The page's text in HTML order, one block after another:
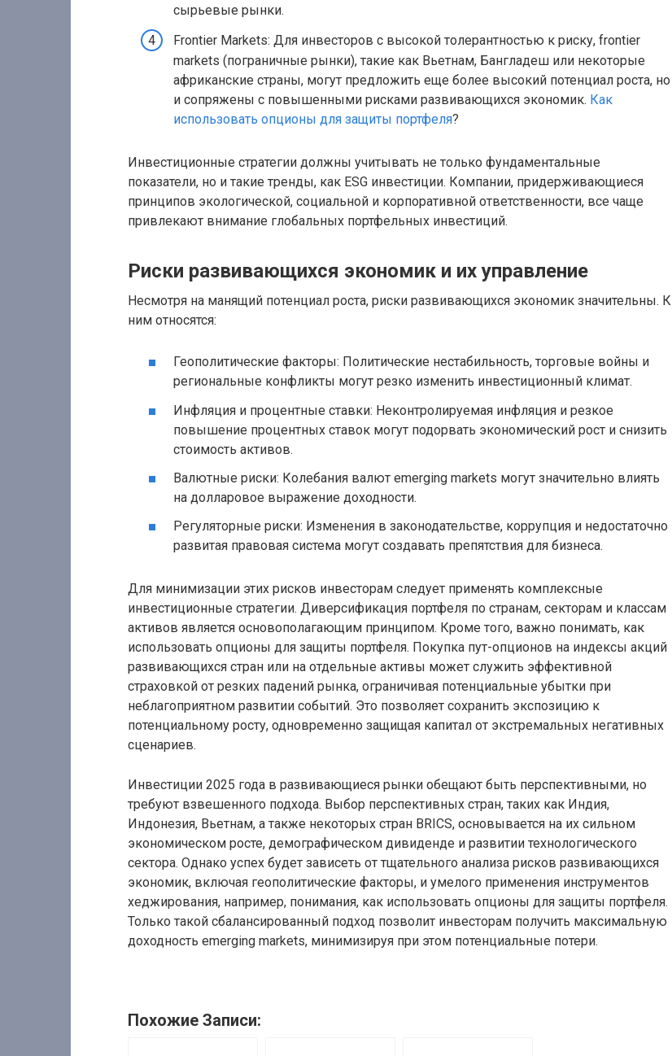
сырьевые рынки.
Frontier Markets: Для инвесторов с высокой толерантностью к риску, frontier
markets (пограничные рынки), такие как Вьетнам, Бангладеш или некоторые
африканские страны, могут предложить еще более высокий потенциал роста, но
и сопряжены с повышенными рисками развивающихся экономик. Как
использовать опционы для защиты портфеля?
Инвестиционные стратегии должны учитывать не только фундаментальные
показатели, но и такие тренды, как ESG инвестиции. Компании, придерживающиеся
принципов экологической, социальной и корпоративной ответственности, все чаще
привлекают внимание глобальных портфельных инвестиций.
Риски развивающихся экономик и их управление
Несмотря на манящий потенциал роста, риски развивающихся экономик значительны. К
ним относятся:
Геополитические факторы: Политические нестабильность, торговые войны и
региональные конфликты могут резко изменить инвестиционный климат.
Инфляция и процентные ставки: Неконтролируемая инфляция и резкое
повышение процентных ставок могут подорвать экономический рост и снизить
стоимость активов.
Валютные риски: Колебания валют emerging markets могут значительно влиять
на долларовое выражение доходности.
Регуляторные риски: Изменения в законодательстве, коррупция и недостаточно
развитая правовая система могут создавать препятствия для бизнеса.
Для минимизации этих рисков инвесторам следует применять комплексные
инвестиционные стратегии. Диверсификация портфеля по странам, секторам и классам
активов является основополагающим принципом. Кроме того, важно понимать, как
использовать опционы для защиты портфеля. Покупка пут-опционов на индексы акций
развивающихся стран или на отдельные активы может служить эффективной
страховкой от резких падений рынка, ограничивая потенциальные убытки при
неблагоприятном развитии событий. Это позволяет сохранить экспозицию к
потенциальному росту, одновременно защищая капитал от экстремальных негативных
сценариев.
Инвестиции 2025 года в развивающиеся рынки обещают быть перспективными, но
требуют взвешенного подхода. Выбор перспективных стран, таких как Индия,
Индонезия, Вьетнам, а также некоторых стран BRICS, основывается на их сильном
экономическом росте, демографическом дивиденде и развитии технологического
сектора. Однако успех будет зависеть от тщательного анализа рисков развивающихся
экономик, включая геополитические факторы, и умелого применения инструментов
хеджирования, например, понимания, как использовать опционы для защиты портфеля.
Только такой сбалансированный подход позволит инвесторам получить максимальную
доходность emerging markets, минимизируя при этом потенциальные потери.
Похожие Записи: